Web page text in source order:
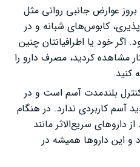
عوارض جانبی روانی مثل
کابوس‌های شبانه و در
اگر خود یا اطرافیانتان چنین
مشاهده کردید، مصرف دارو را
کنید.
بلندمدت آسم است و در
آسم کاربردی ندارد. در هنگام
داروهای سریع‌الاثر مانند
و این داروها همیشه در